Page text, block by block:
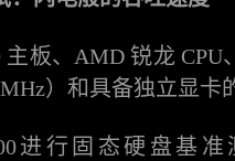
主板、AMD 锐龙 CPU
）和具备独立显卡
进行固态硬盘基